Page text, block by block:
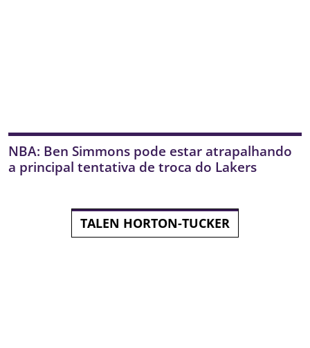
NBA: Ben Simmons pode estar atrapalhando
a principal tentativa de troca do Lakers
TALEN HORTON-TUCKER